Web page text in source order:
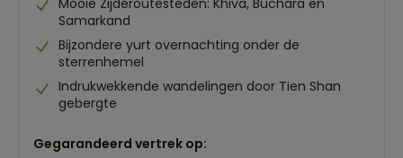
Samarkand
Bijzondere yurt overnachting onder de
sterrenhemel
Indrukwekkende wandelingen door Tien Shan
gebergte
Gegarandeerd vertrek op: